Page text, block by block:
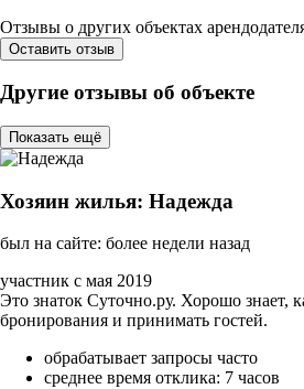
Отзывы о других объектах
Оставить отзыв
Другие отзывы об объекте
Показать ещё
Хозяин жилья: Надежда
был на сайте: более недели назад
участник с мая 2019
Это знаток Суточно.ру. Хорошо знает,
бронирования и принимать гостей.
обрабатывает запросы часто
среднее время отклика: 7 часов